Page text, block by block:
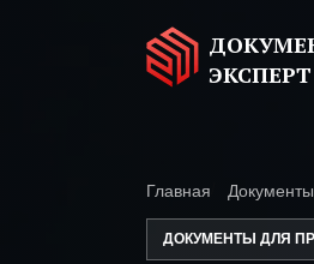
ЭКСПЕРТ
Главная
ДОКУМЕНТЫ ДЛЯ